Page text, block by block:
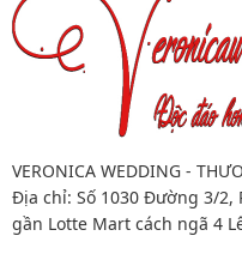
VERONICA WEDDING -
Địa chỉ: Số 1030 Đường 3/2,
gần Lotte Mart cách ngã 4